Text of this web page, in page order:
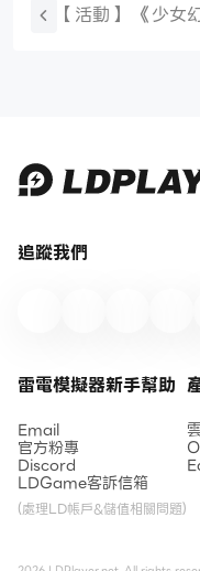
【活動】 《少女
追蹤我們
雷電模擬器新手幫助
Email
官方粉專
Discord
LDGame客訴信箱
(處理LD帳戶&儲值相關問題)